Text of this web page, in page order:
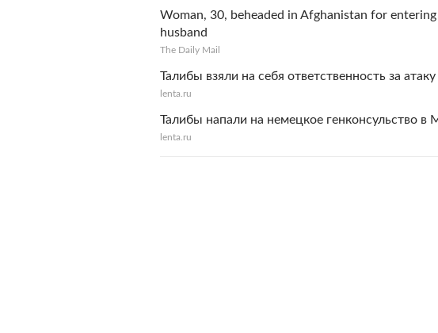
Woman, 30, beheaded in Afghanistan for
husband
The Daily Mail
Талибы взяли на себя ответственность за
lenta.ru
Талибы напали на немецкое генконсульство
lenta.ru